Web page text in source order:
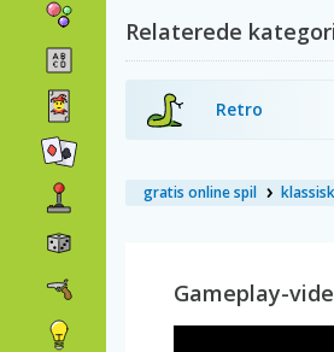
Relaterede
Retro
gratis online spil
Gameplay-